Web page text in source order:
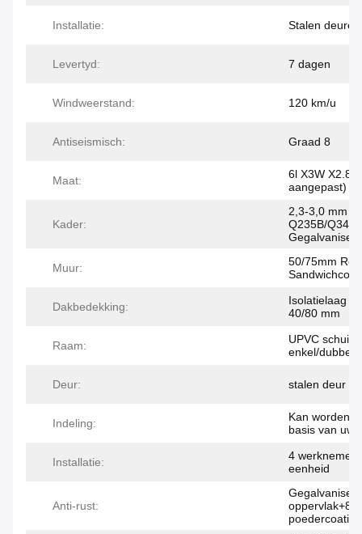
Installatie: Stalen deuren
Levertyd: 7 dagen
Windweerstand: 120 km/u
Antiseismisch: Graad 8
Maat:
6l X3W
aangepast)
Kader:
2,3-3,0 mm
Q235B/
Muur:
50/75mm
Dakbedekking:
Isolatielaag
40/80 mm
Raam:
UPVC
enkel/dubbel
Deur: stalen deur
Indeling:
Kan worden
basis van uw
Installatie:
4
eenheid
Anti-rust:
poedercoating